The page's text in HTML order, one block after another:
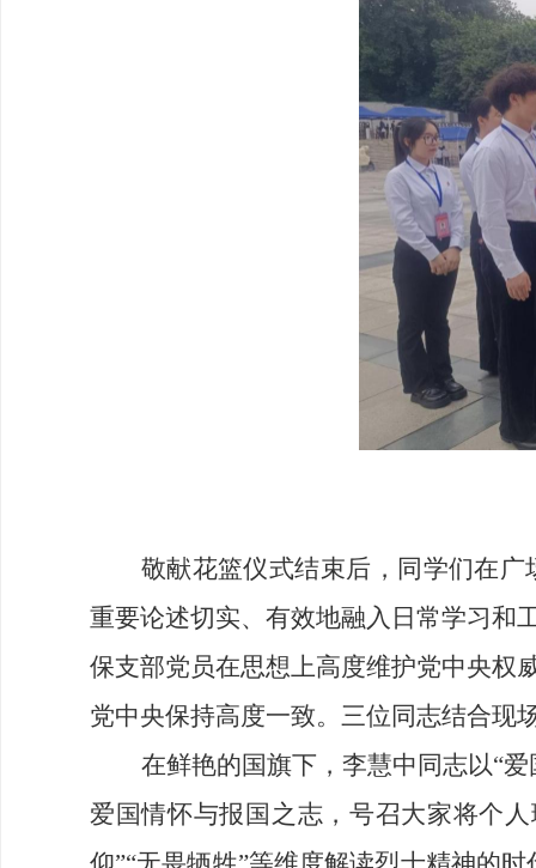
敬献花篮仪式结束后，同学们在
重要论述切实、有效地融入日常学习和
保支部党员在思想上高度维护党中央权
党中央保持高度一致。三位同志结合现
在鲜艳的国旗下，李慧中同志以“
爱国情怀与报国之志，号召大家将个